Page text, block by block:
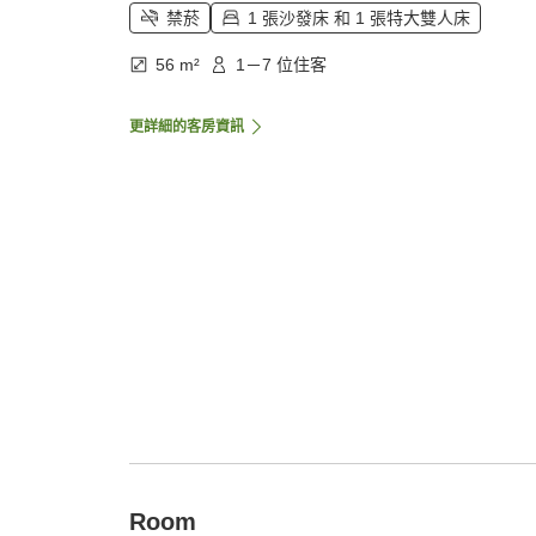
禁菸 1 張沙發床 和 1 張特大雙人床
56 m² 1－7 位住客
更詳細的客房資訊
Room